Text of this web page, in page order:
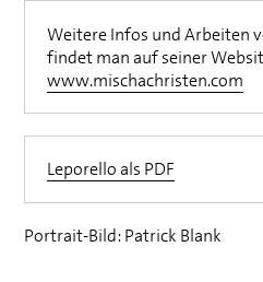
Weitere Infos und Arbeiten
findet man auf seiner
www.mischachristen.com
Leporello als PDF
Portrait-Bild: Patrick Blank